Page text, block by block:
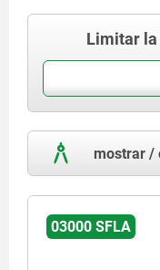
Limitar
mostrar /
03000 SFLA